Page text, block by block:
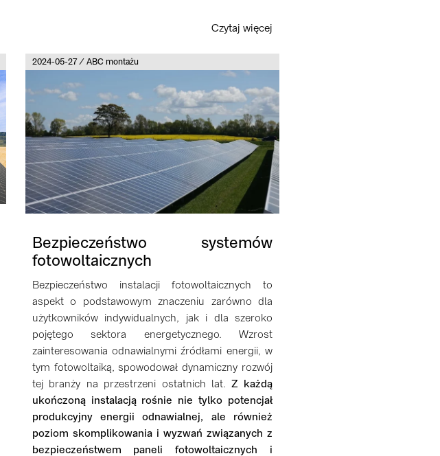
Czytaj więcej
2024-05-27 / ABC montażu
Bezpieczeństwo systemów
fotowoltaicznych
Bezpieczeństwo instalacji fotowoltaicznych to
aspekt o podstawowym znaczeniu zarówno dla
użytkowników indywidualnych, jak i dla szeroko
pojętego sektora energetycznego. Wzrost
zainteresowania odnawialnymi źródłami energii, w
tym fotowoltaiką, spowodował dynamiczny rozwój
tej branży na przestrzeni ostatnich lat.Z każdą
ukończoną instalacją rośnie nie tylko potencjał
produkcyjny energii odnawialnej, ale również
poziom skomplikowania i wyzwań związanych z
bezpieczeństwem paneli fotowoltaicznych i